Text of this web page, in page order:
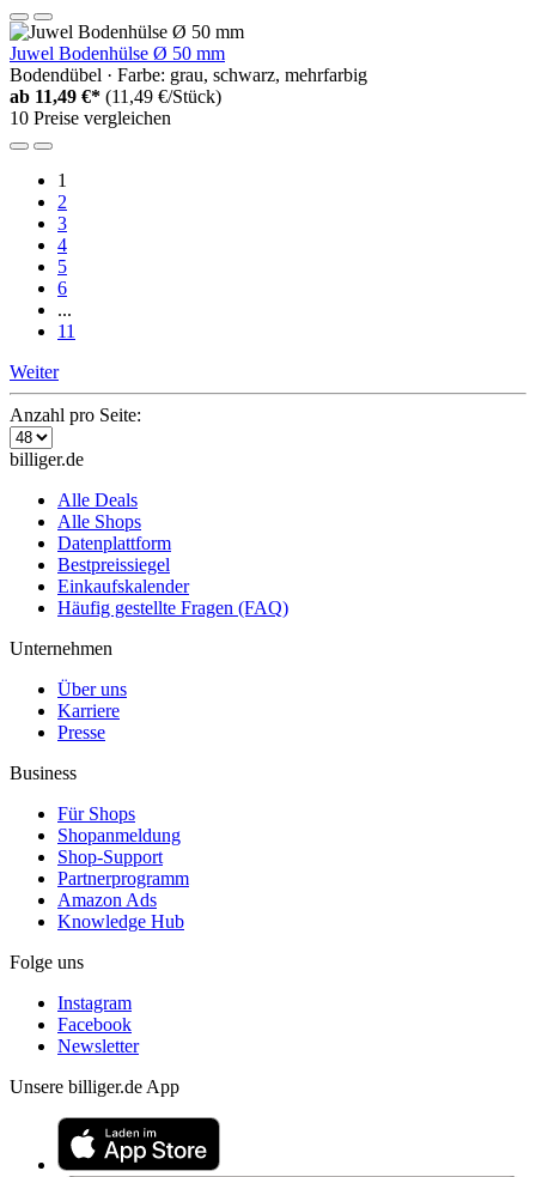
Juwel Bodenhülse Ø 50 mm
Bodendübel · Farbe: grau, schwarz, mehrfarbig
ab 11,49 €* (11,49 €/Stück)
10 Preise vergleichen
1
2
3
4
5
6
...
11
Weiter
Anzahl pro Seite:
billiger.de
Alle Deals
Alle Shops
Datenplattform
Bestpreissiegel
Einkaufskalender
Häufig gestellte Fragen (FAQ)
Unternehmen
Über uns
Karriere
Presse
Business
Für Shops
Shopanmeldung
Shop-Support
Partnerprogramm
Amazon Ads
Knowledge Hub
Folge uns
Instagram
Facebook
Newsletter
Unsere billiger.de App